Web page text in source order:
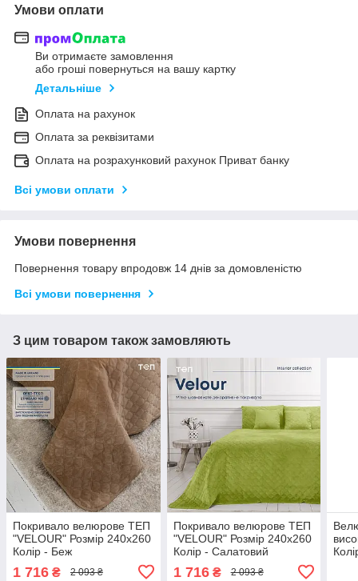
Умови оплати
Ви отримаєте замовлення
або гроші повернуться на вашу картку
Детальніше
Оплата на рахунок
Оплата за реквізитами
Оплата на розрахунковий рахунок Приват банку
Всі умови оплати
Умови повернення
Повернення товару впродовж 14 днів за домовленістю
Всі умови повернення
З цим товаром також замовляють
Покривало велюрове ТЕП
"VELOUR" Розмір 240x260
Колір - Беж
1 716 ₴ 2 093 ₴
Покривало велюрове ТЕП
"VELOUR" Розмір 240x260
Колір - Салатовий
1 716₴ 2 093 ₴